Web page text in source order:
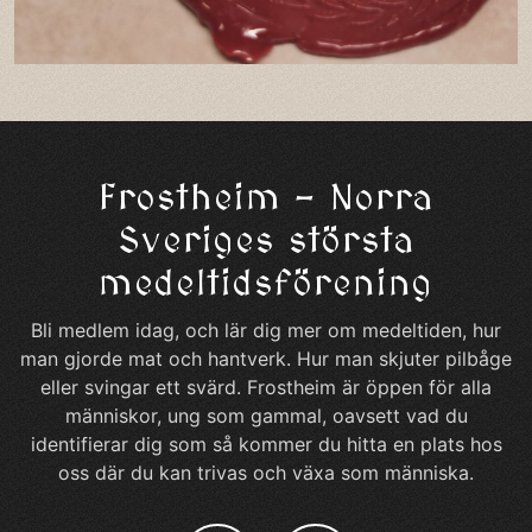
Frostheim – Norra
Sveriges största
medeltidsförening
Bli medlem idag, och lär dig mer om medeltiden, hur
man gjorde mat och hantverk. Hur man skjuter pilbåge
eller svingar ett svärd. Frostheim är öppen för alla
människor, ung som gammal, oavsett vad du
identifierar dig som så kommer du hitta en plats hos
oss där du kan trivas och växa som människa.